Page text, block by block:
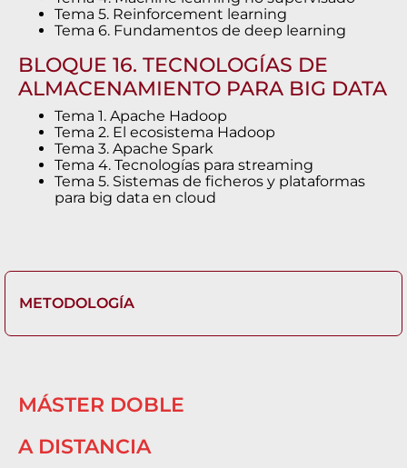
Tema 5. Reinforcement learning
Tema 6. Fundamentos de deep learning
BLOQUE 16. TECNOLOGÍAS DE
ALMACENAMIENTO PARA BIG DATA
Tema 1. Apache Hadoop
Tema 2. El ecosistema Hadoop
Tema 3. Apache Spark
Tema 4. Tecnologías para streaming
Tema 5. Sistemas de ficheros y plataformas
para big data en cloud
METODOLOGÍA
MÁSTER DOBLE
A DISTANCIA